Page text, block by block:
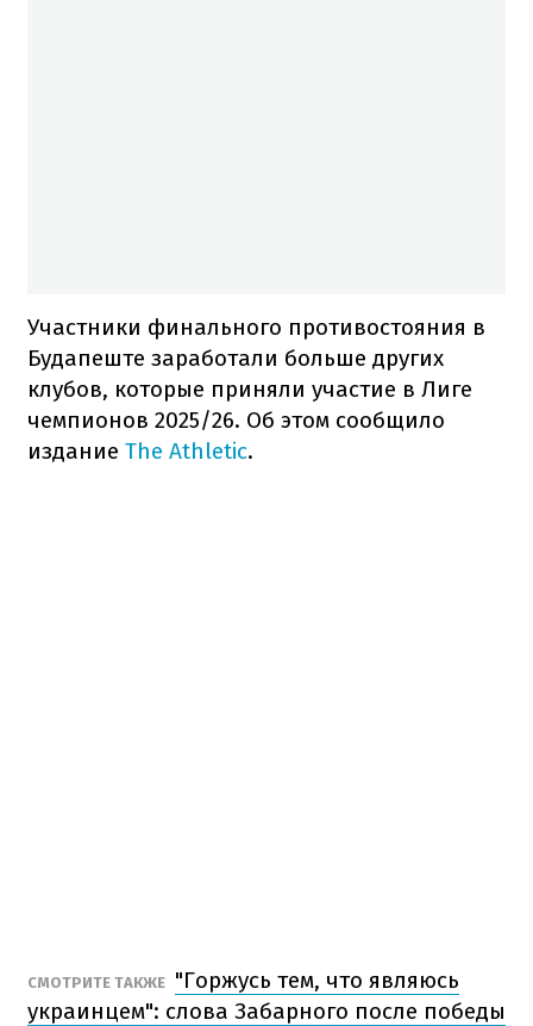
Участники финального противостояния в
Будапеште заработали больше других
клубов, которые приняли участие в Лиге
чемпионов 2025/26. Об этом сообщило
издание The Athletic.
СМОТРИТЕ ТАКЖЕ "Горжусь тем, что являюсь
украинцем": слова Забарного после победы